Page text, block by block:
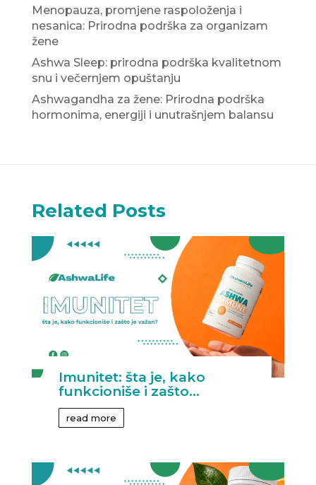
Menopauza, promjene raspoloženja i
nesanica: Prirodna podrška za organizam
žene
Ashwa Sleep: prirodna podrška kvalitetnom
snu i večernjem opuštanju
Ashwagandha za žene: Prirodna podrška
hormonima, energiji i unutrašnjem balansu
Related Posts
Imunitet: šta je, kako
funkcioniše i zašto...
read more